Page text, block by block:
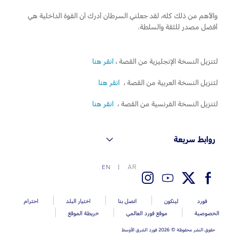
والأهم من ذلك كله، لقد جعلني السرطان أدرك أن القوة الداخلية هي
أفضل مصدر للثقة والسلطة.
لتنزيل النسخة الإنجليزية من القصة ، انقر هنا
لتنزيل النسخة العربية من القصة ، انقر هنا
لتنزيل النسخة الفرنسية من القصة ، انقر هنا
AR
EN
فورد لينكون اتصل بنا اختيار البلد
احترام
الخصوصية
موقع فورد العالمي خريطة الموقع
حقوق النشر محفوظة © 2026 فورد الشرق الأوسط
روابط سريعة